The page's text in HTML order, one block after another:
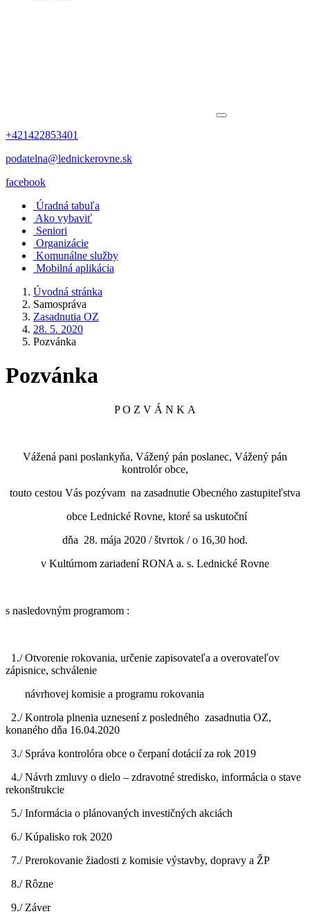
+421422853401
podatelna@lednickerovne.sk
facebook
Úradná tabuľa
Ako vybaviť
Seniori
Organizácie
Komunálne služby
Mobilná aplikácia
Úvodná stránka
Samospráva
Zasadnutia OZ
28. 5. 2020
Pozvánka
Pozvánka
P O Z V Á N K A
Vážená pani poslankyňa, Vážený pán poslanec, Vážený pán
kontrolór obce,
touto cestou Vás pozývam na zasadnutie Obecného zastupiteľstva
obce Lednické Rovne, ktoré sa uskutoční
dňa 28. mája 2020 / štvrtok / o 16,30 hod.
v Kultúrnom zariadení RONA a. s. Lednické Rovne
s nasledovným programom :
1./ Otvorenie rokovania, určenie zapisovateľa a overovateľov
zápisnice, schválenie
návrhovej komisie a programu rokovania
2./ Kontrola plnenia uznesení z posledného zasadnutia OZ,
konaného dňa 16.04.2020
3./ Správa kontrolóra obce o čerpaní dotácií za rok 2019
4./ Návrh zmluvy o dielo – zdravotné stredisko, informácia o stave
rekonštrukcie
5./ Informácia o plánovaných investičných akciách
6./ Kúpalisko rok 2020
7./ Prerokovanie žiadosti z komisie výstavby, dopravy a ŽP
8./ Rôzne
9./ Záver